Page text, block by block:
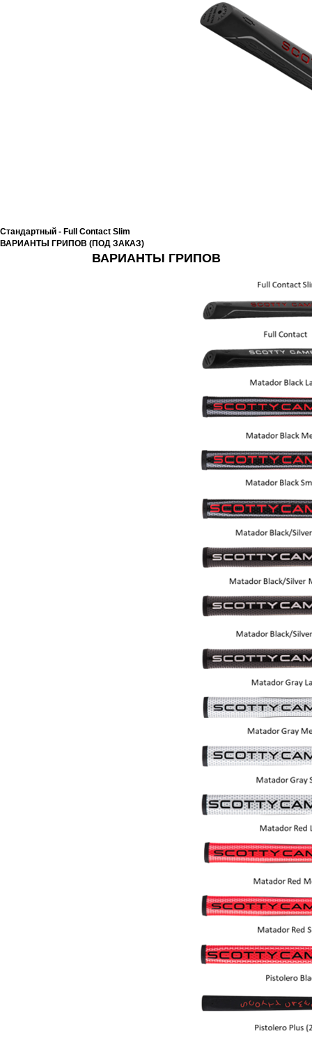
Стандартный - Full Contact Slim
ВАРИАНТЫ ГРИПОВ (ПОД ЗАКАЗ)
ВАРИАНТЫ ГРИПОВ